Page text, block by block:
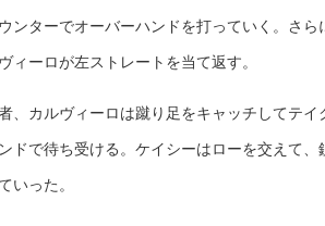
ンターでオーバーハンドを打っていく。さら
ーロが左ストレートを当て返す。
、カルヴィーロは蹴り足をキャッチしてテイ
ドで待ち受ける。ケイシーはローを交えて、
いった。